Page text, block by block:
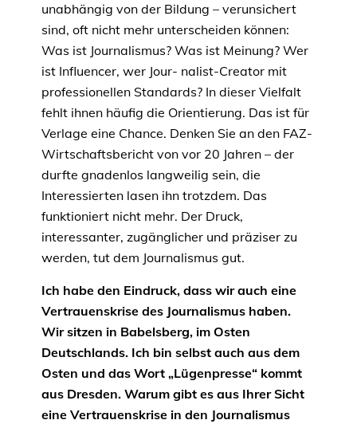
unabhängig von der Bildung – verunsichert
sind, oft nicht mehr unterscheiden können:
Was ist Journalismus? Was ist Meinung? Wer
ist Influencer, wer Jour- nalist-Creator mit
professionellen Standards? In dieser Vielfalt
fehlt ihnen häufig die Orientierung. Das ist für
Verlage eine Chance. Denken Sie an den FAZ-
Wirtschaftsbericht von vor 20 Jahren – der
durfte gnadenlos langweilig sein, die
Interessierten lasen ihn trotzdem. Das
funktioniert nicht mehr. Der Druck,
interessanter, zugänglicher und präziser zu
werden, tut dem Journalismus gut.
Ich habe den Eindruck, dass wir auch eine
Vertrauenskrise des Journalismus haben.
Wir sitzen in Babelsberg, im Osten
Deutschlands. Ich bin selbst auch aus dem
Osten und das Wort „Lügenpresse“ kommt
aus Dresden. Warum gibt es aus Ihrer Sicht
eine Vertrauenskrise in den Journalismus